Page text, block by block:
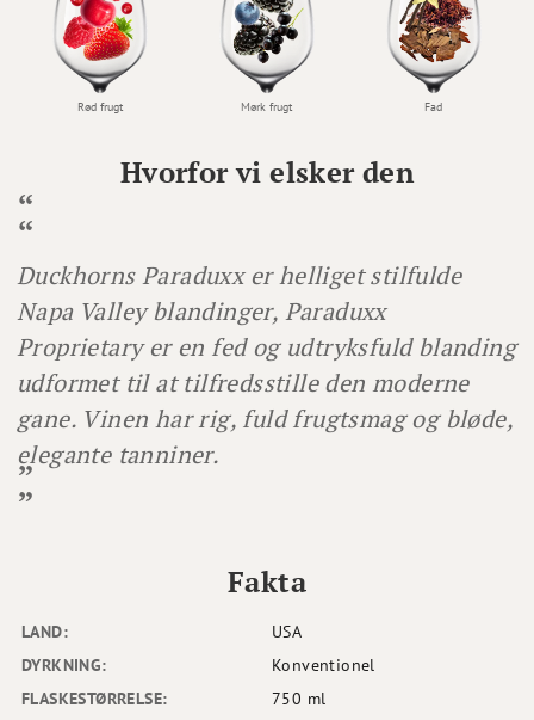
Hvorfor vi elsker den
Duckhorns Paraduxx er helliget stilfulde
Napa Valley blandinger, Paraduxx
Proprietary er en fed og udtryksfuld blanding
udformet til at tilfredsstille den moderne
gane. Vinen har rig, fuld frugtsmag og bløde,
elegante tanniner.
LAND:
USA
DYRKNING:
Konventionel
FLASKESTØRRELSE:
750 ml
Fakta
Rød frugt Mørk frugt Fad